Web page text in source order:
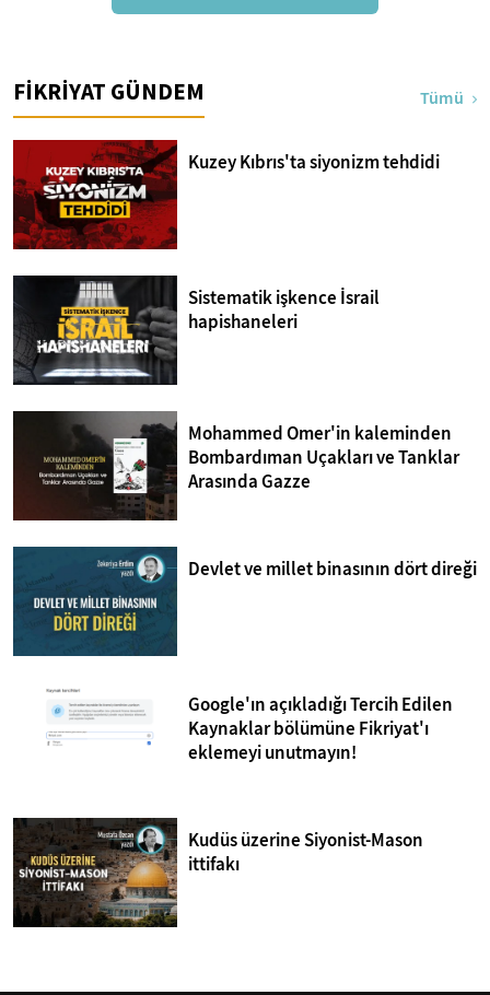
FİKRİYAT GÜNDEM Tümü
Kuzey Kıbrıs'ta siyonizm tehdidi
Sistematik işkence İsrail
hapishaneleri
Mohammed Omer'in kaleminden
Bombardıman Uçakları ve Tanklar
Arasında Gazze
Devlet ve millet binasının dört direği
Google'ın açıkladığı Tercih Edilen
Kaynaklar bölümüne Fikriyat'ı
eklemeyi unutmayın!
Kudüs üzerine Siyonist-Mason
ittifakı